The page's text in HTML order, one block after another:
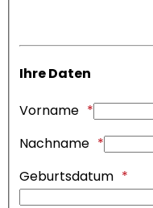
Ihre Daten
Vorname
Nachname
Geburtsdatum